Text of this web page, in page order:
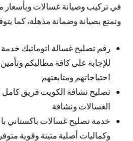
في تركيب وصيانة غسالات وبأسعار
وتمتع بصيانة وضمانة مذهلة، كما
للإجابة على كافة مطالبكم وتأمين
احتياجاتهم ومتابعتهم
تصليح نشافة الكويت فريق كامل
الغسالات ونشافة
خدمة تصليح غسالات باكستاني
وكماليات أصلية متينة وقوية